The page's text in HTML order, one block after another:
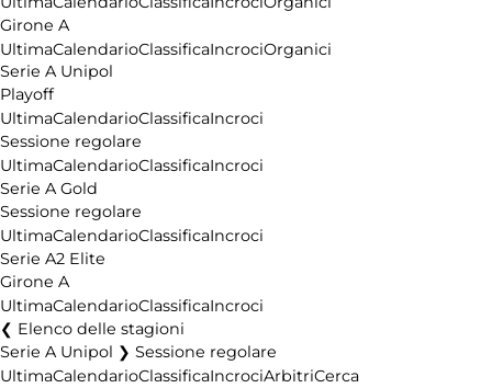
Girone A
UltimaCalendarioClassificaIncrociOrganici
Serie A Unipol
Playoff
UltimaCalendarioClassificaIncroci
Sessione regolare
UltimaCalendarioClassificaIncroci
Serie A Gold
Sessione regolare
UltimaCalendarioClassificaIncroci
Serie A2 Elite
Girone A
UltimaCalendarioClassificaIncroci
Elenco delle stagioni
Serie A Unipol ❯ Sessione regolare
UltimaCalendarioClassificaIncrociArbitriCerca